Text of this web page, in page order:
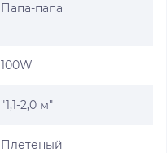
Папа-папа
100W
"1,1-2,0 м"
Плетеный